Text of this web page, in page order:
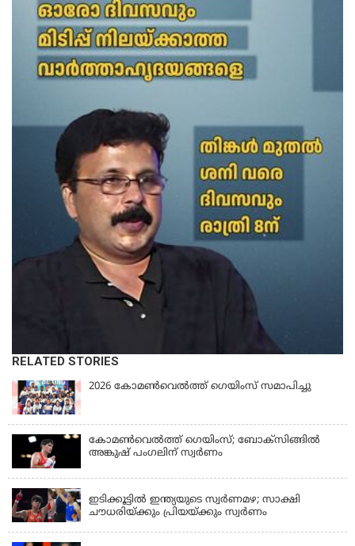
RELATED STORIES
2026 കോമണ്‍വെല്‍ത്ത് ഗെയിംസ് സമാപിച്ചു
കോമണ്‍വെല്‍ത്ത് ഗെയിംസ്; ബോക്‌സിങ്ങില്‍
അങ്കുഷ് പംഗലിന് സ്വര്‍ണം
ഇടിക്കൂട്ടിൽ ഇന്ത്യയുടെ സ്വർണമഴ; സാക്ഷി
ചൗധരിയ്ക്കും പ്രിയയ്ക്കും സ്വർണം